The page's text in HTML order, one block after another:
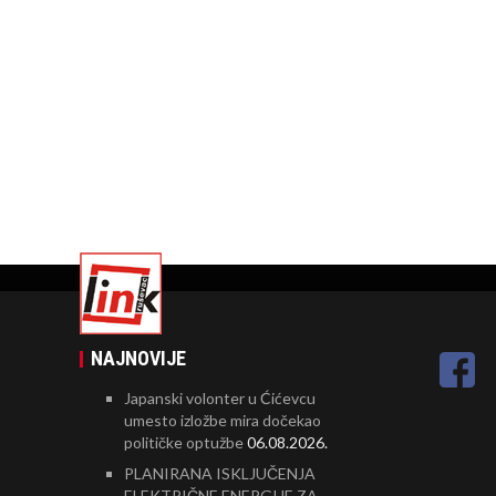
NAJNOVIJE
Japanski volonter u Ćićevcu
umesto izložbe mira dočekao
političke optužbe06.08.2026.
PLANIRANA ISKLJUČENJA